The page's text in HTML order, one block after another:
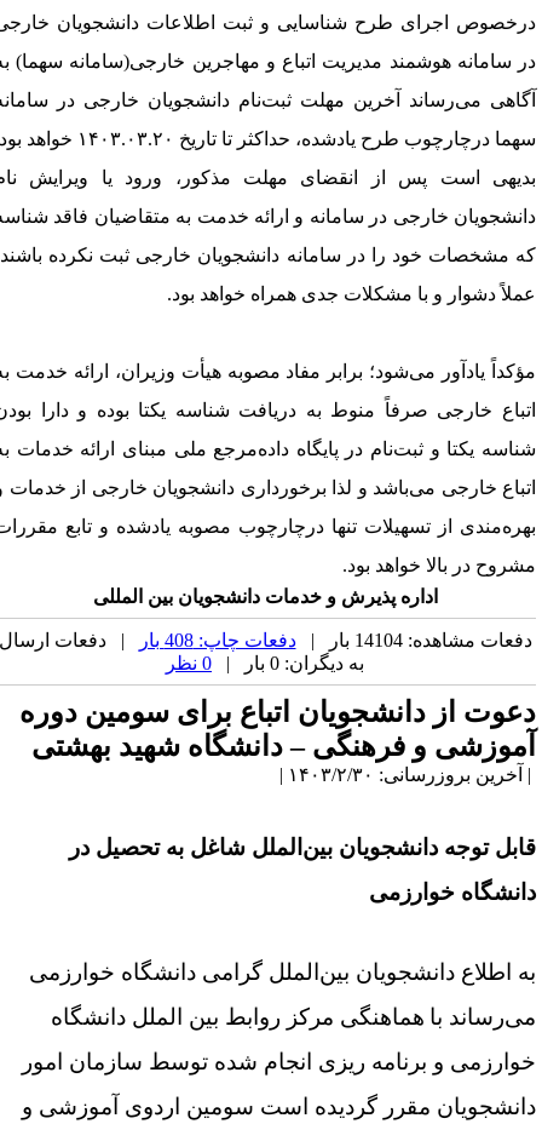
ﺍﺟﺮﺍﯼ ﻃﺮﺡ ﺷﻨﺎﺳﺎیی ﻭ ﺛﺒﺖ ﺍﻃﻼﻋﺎﺕ ﺩﺍﻧﺸﺠﻮیاﻥ ﺧﺎﺭﺟﯽ
ﺳﺎﻣﺎﻧﻪ ﻫﻮﺷﻤﻨﺪ مدیریت ﺍﺗﺒﺎﻉ ﻭ ﻣﻬﺎﺟﺮین ﺧﺎﺭﺟﯽ(ﺳﺎﻣﺎﻧﻪ ﺳﻬﻤﺎ)ﺑﻪ
ﻣﯽﺭﺳﺎﻧﺪ ﺁﺧﺮین ﻣﻬﻠﺖ ﺛﺒﺖﻧﺎﻡ ﺩﺍﻧﺸﺠﻮیاﻥ ﺧﺎﺭﺟﯽ ﺩﺭ ﺳﺎﻣﺎﻧﻪ
ﺩﺭﭼﺎﺭﭼﻮﺏ ﻃﺮﺡ یاﺩﺷﺪﻩ، ﺣﺪﺍﮐﺜﺮ ﺗﺎ ﺗﺎﺭیخ ۱۴۰۳.۰۳.۲۰
ﺧﻮﺍﻫﺪ ﺑﻮﺩ.
ﺍﺳﺖ ﭘﺲ ﺍﺯ ﺍﻧﻘﻀﺎﯼ ﻣﻬﻠﺖ ﻣﺬﮐﻮﺭ، ﻭﺭﻭﺩ یا ویرایش ﻧﺎﻡ
ﺧﺎﺭﺟﯽ ﺩﺭ ﺳﺎﻣﺎﻧﻪ ﻭ ﺍﺭﺍﺋﻪ ﺧﺪﻣﺖ ﺑﻪ ﻣﺘﻘﺎﺿﯿﺎﻥ ﻓﺎﻗﺪ ﺷﻨﺎﺳﻪ
ﻣﺸﺨﺼﺎﺕ ﺧﻮﺩ ﺭﺍ ﺩﺭ ﺳﺎﻣﺎﻧﻪ ﺩﺍﻧﺸﺠﻮیاﻥ ﺧﺎﺭﺟﯽ ﺛﺒﺖ ﻧﮑﺮﺩﻩ ﺑﺎﺷﻨﺪ،
ﺩﺷﻮﺍﺭ ﻭ ﺑﺎ ﻣﺸﮑﻼﺕ ﺟﺪﯼ ﻫﻤﺮﺍﻩ ﺧﻮﺍﻫﺪ ﺑﻮﺩ.
یاﺩﺁﻭﺭ ﻣﯽﺷﻮﺩ؛ ﺑﺮﺍﺑﺮ ﻣﻔﺎﺩ ﻣﺼﻮﺑﻪ ﻫﯿﺄﺕ ﻭﺯیرﺍﻥ،ﺍﺭﺍﺋﻪ ﺧﺪﻣﺖ ﺑﻪ
ﺧﺎﺭﺟﯽ ﺻﺮﻓﺎً ﻣﻨﻮﻁ ﺑﻪ ﺩﺭیاﻓﺖ ﺷﻨﺎﺳﻪ یکتا ﺑﻮﺩﻩ ﻭ ﺩﺍﺭﺍ ﺑﻮﺩﻥ
یکتا ﻭ ﺛﺒﺖﻧﺎﻡ ﺩﺭ ﭘﺎیگاﻩ ﺩﺍﺩﻩﻣﺮﺟﻊ ﻣﻠﯽ ﻣﺒﻨﺎﯼ ﺍﺭﺍﺋﻪ ﺧﺪﻣﺎﺕ ﺑﻪ
ﺧﺎﺭﺟﯽ ﻣﯽﺑﺎﺷﺪ ﻭ ﻟﺬﺍ ﺑﺮﺧﻮﺭﺩﺍﺭﯼ ﺩﺍﻧﺸﺠﻮیان ﺧﺎﺭﺟﯽ ﺍﺯ ﺧﺪﻣﺎﺕ ﻭ
ﺍﺯ ﺗﺴﻬﯿﻼﺕ ﺗﻨﻬﺎ ﺩﺭﭼﺎﺭﭼﻮﺏ ﻣﺼﻮﺑﻪ یادﺷﺪﻩ ﻭ ﺗﺎﺑﻊ ﻣﻘﺮﺭﺍﺕ
ﺩﺭ ﺑﺎﻻ ﺧﻮﺍﻫﺪ ﺑﻮﺩ.
اداره پذیرش و خدمات دانشجویان بین ­المللی
مشاهده: 14104 بار | دفعات چاپ: 408 بار
| دفعات ارسال
به دیگران: 0 بار |
از دانشجویان اتباع برای سومین دوره
و فرهنگی – دانشگاه شهید بهشتی
بروزرسانی: ۱۴۰۳/۲/۳۰ |
توجه دانشجویان بین‌­الملل شاغل به تحصیل در
خوارزمی
اطلاع دانشجویان بین‌­الملل گرامی دانشگاه خوارزمی
با هماهنگی مرکز روابط بین الملل دانشگاه
و برنامه ریزی انجام شده توسط سازمان امور
مقرر گردیده است سومین اردوی آموزشی و